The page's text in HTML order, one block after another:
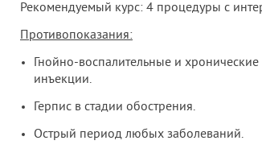
Рекомендуемый курс: 4 процедуры с
Противопоказания:
Гнойно-воспалительные и
инъекции.
Герпис в стадии обострения.
Острый период любых заболеваний.